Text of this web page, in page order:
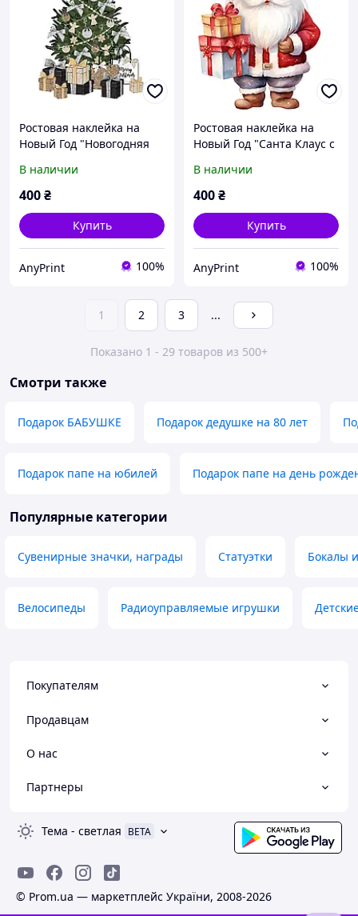
Ростовая наклейка на
Новый Год "Новогодняя
без контурной обрезки
В наличии
400₴
Купить
AnyPrint 100%
Ростовая наклейка на
Новый Год "Санта Клаус с
контурной обрезки
В наличии
400₴
Купить
AnyPrint 100%
1 2 3 ...
Показано 1 - 29 товаров из 500+
Смотри также
Подарок БАБУШКЕ Подарок дедушке на 80 лет
Подарок папе на юбилей Подарок папе на день
Популярные категории
Сувенирные значки, награды Статуэтки Бокалы
Велосипеды Радиоуправляемые игрушки
Покупателям
Продавцам
О нас
Партнеры
Тема - светлая BETA
© Prom.ua — маркетплейс України, 2008-2026